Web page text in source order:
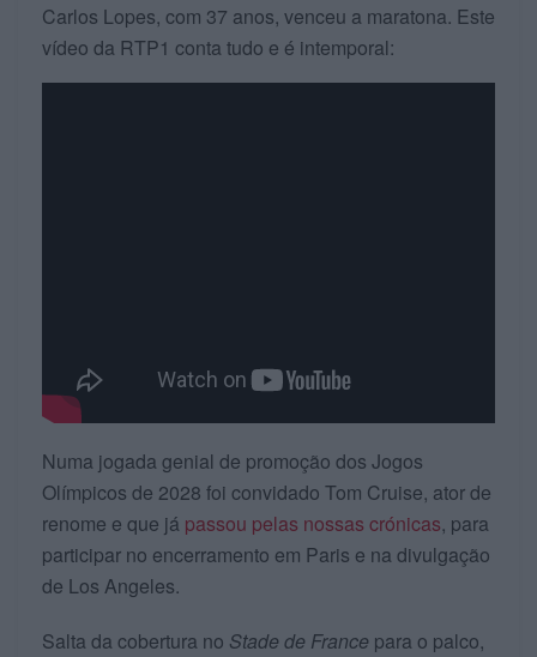
Carlos Lopes, com 37 anos, venceu a maratona. Este
vídeo da RTP1 conta tudo e é intemporal:
Numa jogada genial de promoção dos Jogos
Olímpicos de 2028 foi convidado Tom Cruise, ator de
renome e que já passou pelas nossas crónicas, para
participar no encerramento em Paris e na divulgação
de Los Angeles.
Salta da cobertura no Stade de France para o palco,